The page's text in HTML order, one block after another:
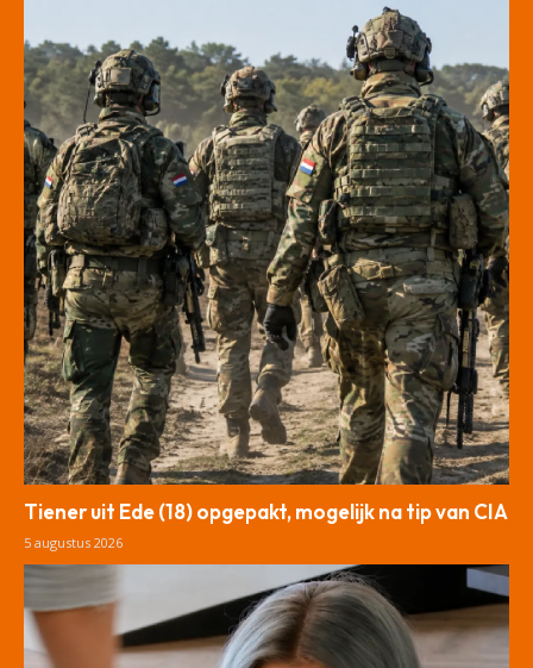
Tiener uit Ede (18) opgepakt, mogelijk na tip van CIA
5 augustus 2026